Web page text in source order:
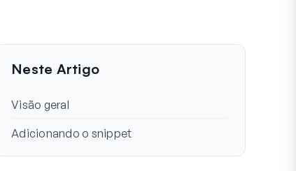
Neste Artigo
Visão geral
Adicionando o snippet